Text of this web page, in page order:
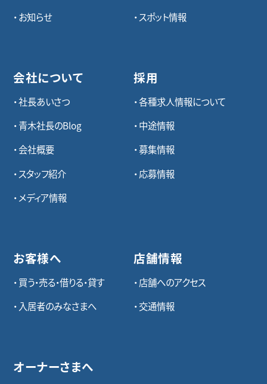
お知らせ
会社について
社長あいさつ
青木社長のBlog
会社概要
スタッフ紹介
メディア情報
お客様へ
買う・売る・借りる・貸す
入居者のみなさまへ
オーナーさまへ
スポット情報
採用
各種求⼈情報について
中途情報
募集情報
応募情報
店舗情報
店舗へのアクセス
交通情報